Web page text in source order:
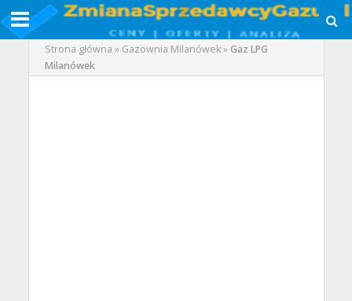
Strona główna » Gazownia Milanówek»Gaz LPG
Milanówek